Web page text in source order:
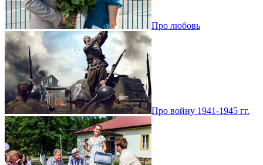
Про любовь
Про войну 1941-1945 гг.